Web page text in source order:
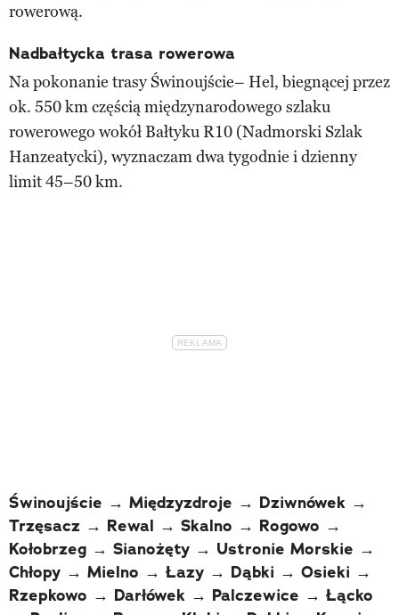
rowerową.
Nadbałtycka trasa rowerowa
Na pokonanie trasy Świnoujście– Hel, biegnącej przez
ok. 550 km częścią międzynarodowego szlaku
rowerowego wokół Bałtyku R10 (Nadmorski Szlak
Hanzeatycki), wyznaczam dwa tygodnie i dzienny
limit 45–50 km.
Świnoujście → Międzyzdroje → Dziwnówek →
Trzęsacz → Rewal → Skalno → Rogowo →
Kołobrzeg → Sianożęty → Ustronie Morskie →
Chłopy → Mielno → Łazy → Dąbki → Osieki →
Rzepkowo → Darłówek → Palczewice → Łącko